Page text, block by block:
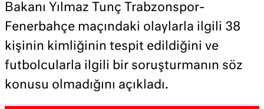
Bakanı Yılmaz Tunç Trabzonspor-
Fenerbahçe maçındaki olaylarla ilgili 38
kişinin kimliğinin tespit edildiğini ve
futbolcularla ilgili bir soruşturmanın söz
konusu olmadığını açıkladı.